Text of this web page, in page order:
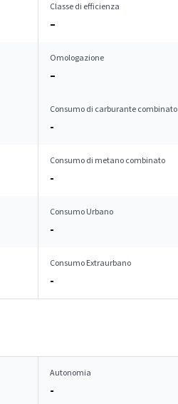
Classe di efficienza
–
Omologazione
–
Consumo di carburante combinato
-
Consumo di metano combinato
-
Consumo Urbano
-
Consumo Extraurbano
-
Autonomia
-